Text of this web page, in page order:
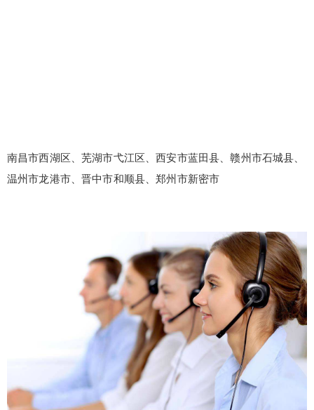
南昌市西湖区、芜湖市弋江区、西安市蓝田县、赣州市石城县、
温州市龙港市、晋中市和顺县、郑州市新密市
false 给undefined打赏
10 元
元 50 元 自定义
¥
您没有权限发布内容，请购买会员或者提升权
6位以上
6位以上